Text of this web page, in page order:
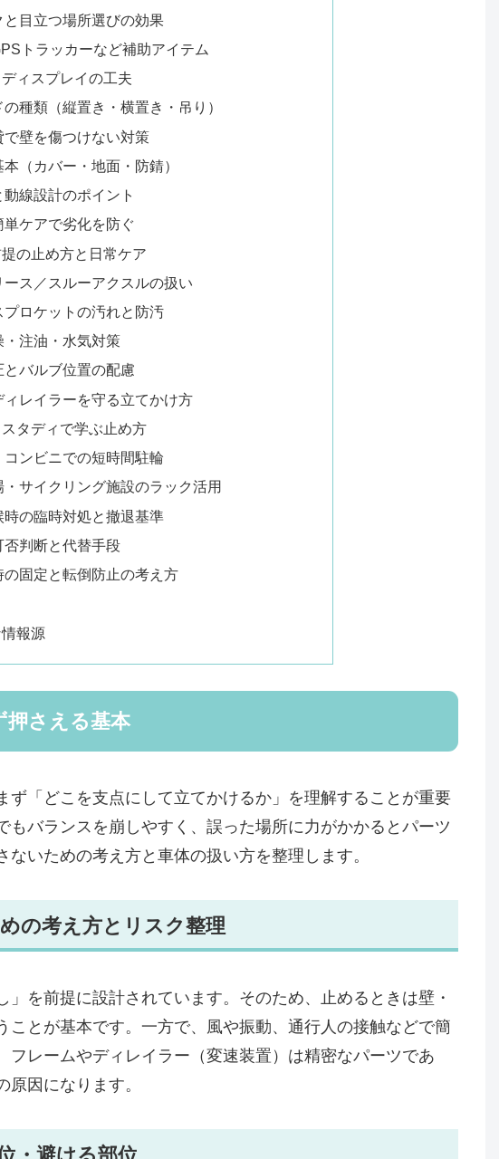
と目立つ場所選びの効果
トラッカーなど補助アイテム
ィスプレイの工夫
種類（縦置き・横置き・吊り）
で壁を傷つけない対策
（カバー・地面・防錆）
動線設計のポイント
ケアで劣化を防ぐ
の止め方と日常ケア
ース／スルーアクスルの扱い
プロケットの汚れと防汚
・注油・水気対策
とバルブ位置の配慮
ィレイラーを守る立てかけ方
タディで学ぶ止め方
コンビニでの短時間駐輪
サイクリング施設のラック活用
時の臨時対処と撤退基準
否判断と代替手段
の固定と転倒防止の考え方
報源
押さえる基本
ず「どこを支点にして立てかけるか」を理解することが重要
もバランスを崩しやすく、誤った場所に力がかかるとパーツ
いための考え方と車体の扱い方を整理します。
の考え方とリスク整理
」を前提に設計されています。そのため、止めるときは壁・
ことが基本です。一方で、風や振動、通行人の接触などで簡
フレームやディレイラー（変速装置）は精密なパーツであ
因になります。